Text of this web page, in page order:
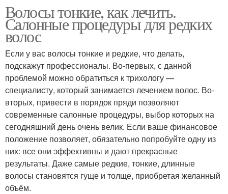
Волосы тонкие, как лечить.
Салонные процедуры для редких
волос
Если у вас волосы тонкие и редкие, что делать,
подскажут профессионалы. Во-первых, с данной
проблемой можно обратиться к трихологу —
специалисту, который занимается лечением волос. Во-
вторых, привести в порядок пряди позволяют
современные салонные процедуры, выбор которых на
сегодняшний день очень велик. Если ваше финансовое
положение позволяет, обязательно попробуйте одну из
них: все они эффективны и дают прекрасные
результаты. Даже самые редкие, тонкие, длинные
волосы становятся гуще и толще, приобретая желанный
объём.